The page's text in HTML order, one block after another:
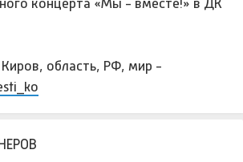
область, РФ, мир -